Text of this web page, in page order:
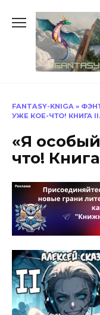
содержанию
FANTASY-KNIGA »
УЖЕ КОЕ-ЧТО! КНИГА
«Я
что!